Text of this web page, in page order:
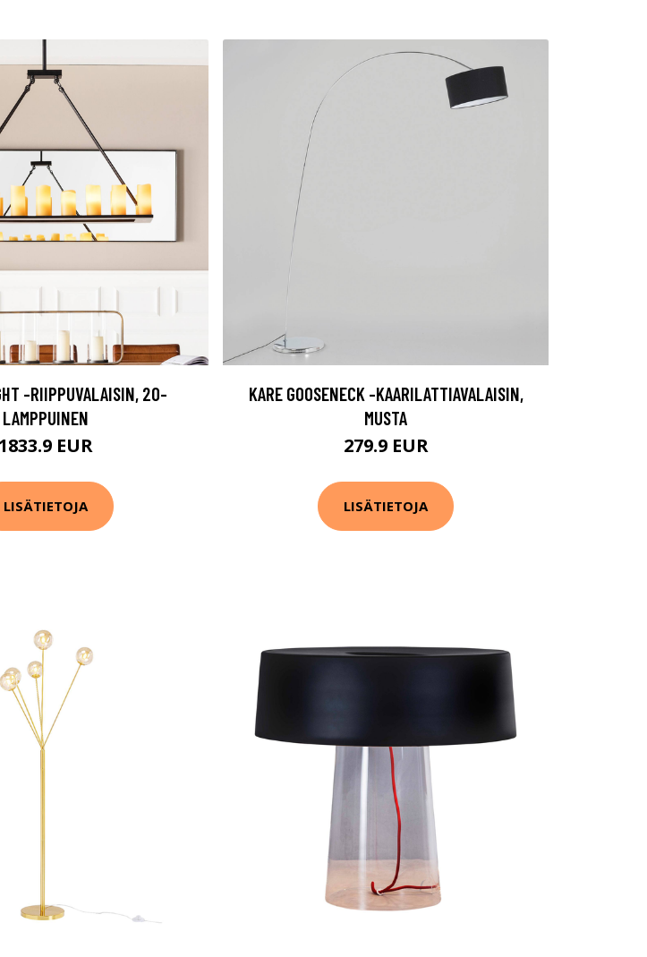
-RIIPPUVALAISIN, 20-
LAMPPUINEN
1833.9 EUR
LISÄTIETOJA
KARE GOOSENECK -KAARILATTIAVALAISIN,
MUSTA
279.9 EUR
LISÄTIETOJA